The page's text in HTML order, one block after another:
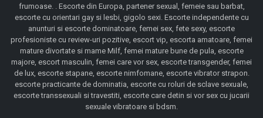
frumoase. . Escorte din Europa, partener sexual, femeie sau barbat,
escorte cu orientari gay si lesbi, gigolo sexi. Escorte independente cu
anunturi si escorte dominatoare, femei sex, fete sexy, escorte
profesioniste cu review-uri pozitive, escort vip, escorta amatoare, femei
mature divortate si mame Milf, femei mature bune de pula, escorte
majore, escort masculin, femei care vor sex, escorte transgender, femei
de lux, escorte stapane, escorte nimfomane, escorte vibrator strapon.
escorte practicante de dominatia, escorte cu roluri de sclave sexuale,
escorte transsexuali si travestiti, escorte care detin si vor sex cu jucarii
sexuale vibratoare si bdsm.